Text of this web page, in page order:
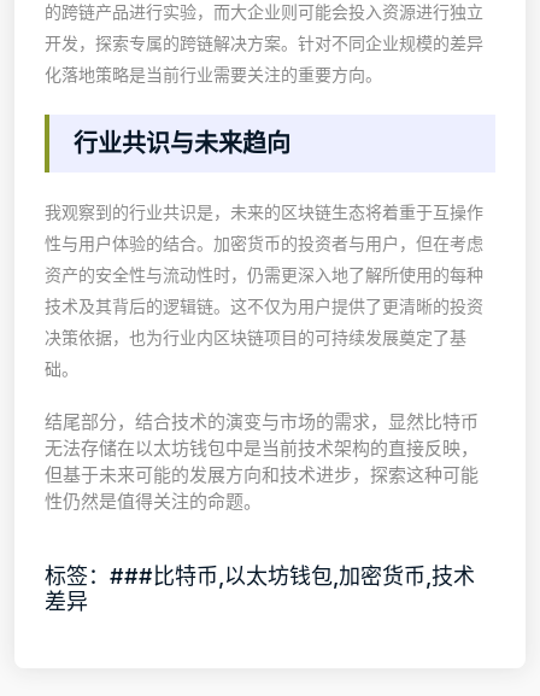
的跨链产品进行实验，而大企业则可能会投入资源进行独立
开发，探索专属的跨链解决方案。针对不同企业规模的差异
化落地策略是当前行业需要关注的重要方向。
行业共识与未来趋向
我观察到的行业共识是，未来的区块链生态将着重于互操作
性与用户体验的结合。加密货币的投资者与用户，但在考虑
资产的安全性与流动性时，仍需更深入地了解所使用的每种
技术及其背后的逻辑链。这不仅为用户提供了更清晰的投资
决策依据，也为行业内区块链项目的可持续发展奠定了基
础。
结尾部分，结合技术的演变与市场的需求，显然比特币
无法存储在以太坊钱包中是当前技术架构的直接反映，
但基于未来可能的发展方向和技术进步，探索这种可能
性仍然是值得关注的命题。
标签：###比特币,以太坊钱包,加密货币,技术
差异